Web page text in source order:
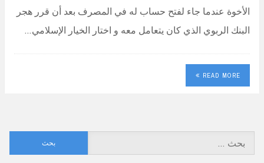
الأخوة عندما جاء لفتح حساب له في المصرف بعد أن قرر هجر
البنك الربوي الذي كان يتعامل معه و اختار الخيار الإسلامي…
READ MORE
عن: